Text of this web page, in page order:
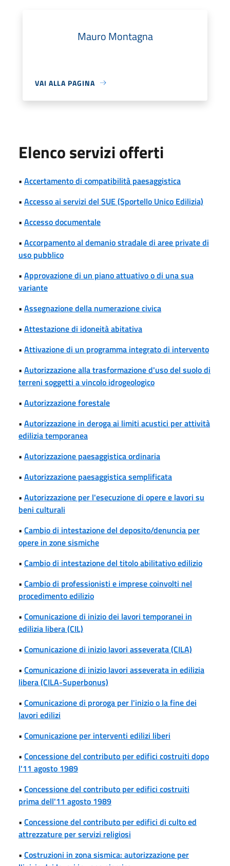
Mauro Montagna
VAI ALLA PAGINA
Elenco servizi offerti
• Accertamento di compatibilità paesaggistica
• Accesso ai servizi del SUE (Sportello Unico Edilizia)
• Accesso documentale
• Accorpamento al demanio stradale di aree private di
uso pubblico
• Approvazione di un piano attuativo o di una sua
variante
• Assegnazione della numerazione civica
• Attestazione di idoneità abitativa
• Attivazione di un programma integrato di intervento
• Autorizzazione alla trasformazione d'uso del suolo di
terreni soggetti a vincolo idrogeologico
• Autorizzazione forestale
• Autorizzazione in deroga ai limiti acustici per attività
edilizia temporanea
• Autorizzazione paesaggistica ordinaria
• Autorizzazione paesaggistica semplificata
• Autorizzazione per l'esecuzione di opere e lavori su
beni culturali
• Cambio di intestazione del deposito/denuncia per
opere in zone sismiche
• Cambio di intestazione del titolo abilitativo edilizio
• Cambio di professionisti e imprese coinvolti nel
procedimento edilizio
• Comunicazione di inizio dei lavori temporanei in
edilizia libera (CIL)
• Comunicazione di inizio lavori asseverata (CILA)
• Comunicazione di inizio lavori asseverata in edilizia
libera (CILA-Superbonus)
• Comunicazione di proroga per l'inizio o la fine dei
lavori edilizi
• Comunicazione per interventi edilizi liberi
• Concessione del contributo per edifici costruiti dopo
l'11 agosto 1989
• Concessione del contributo per edifici costruiti
prima dell'11 agosto 1989
• Concessione del contributo per edifici di culto ed
attrezzature per servizi religiosi
• Costruzioni in zona sismica: autorizzazione per